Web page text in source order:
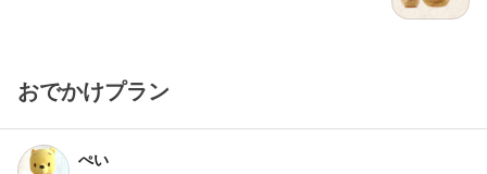
おでかけプラン
ぺい